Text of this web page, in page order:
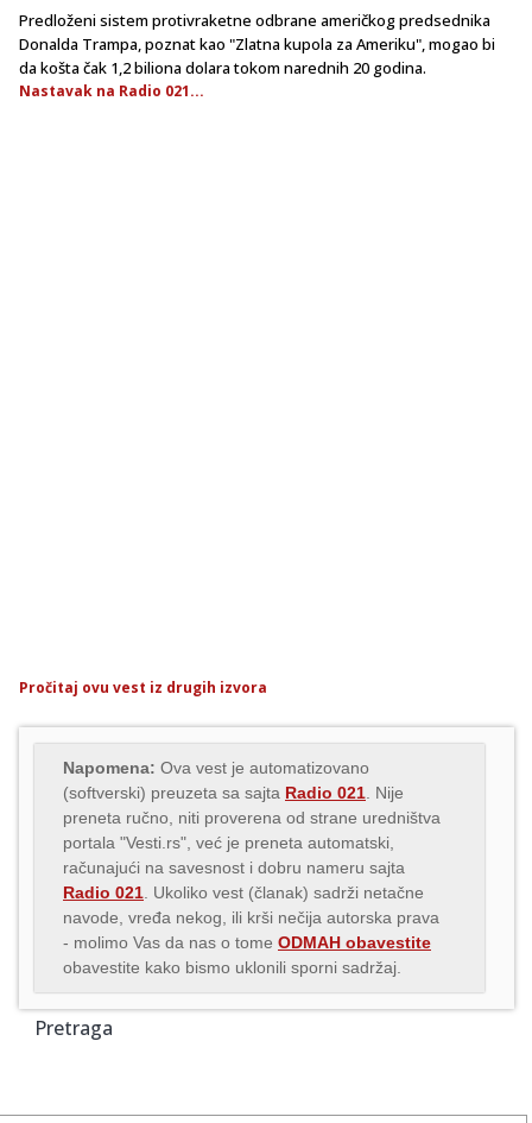
Predloženi sistem protivraketne odbrane američkog predsednika
Donalda Trampa, poznat kao "Zlatna kupola za Ameriku", mogao bi
da košta čak 1,2 biliona dolara tokom narednih 20 godina.
Nastavak na Radio 021...
Pročitaj ovu vest iz drugih izvora
Napomena: Ova vest je automatizovano
(softverski) preuzeta sa sajta Radio 021 . Nije
preneta ručno, niti proverena od strane uredništva
portala "Vesti.rs", već je preneta automatski,
računajući na savesnost i dobru nameru sajta
Radio 021 . Ukoliko vest (članak) sadrži netačne
navode, vređa nekog, ili krši nečija autorska prava
- molimo Vas da nas o tome ODMAH obavestite
obavestite kako bismo uklonili sporni sadržaj.
Pretraga